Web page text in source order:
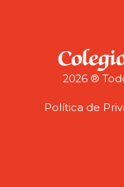
2026 ®
Política de